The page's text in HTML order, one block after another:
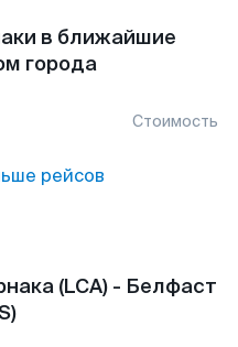
в ближайшие
города
Стоимость
рейсов
(LCA) - Белфаст